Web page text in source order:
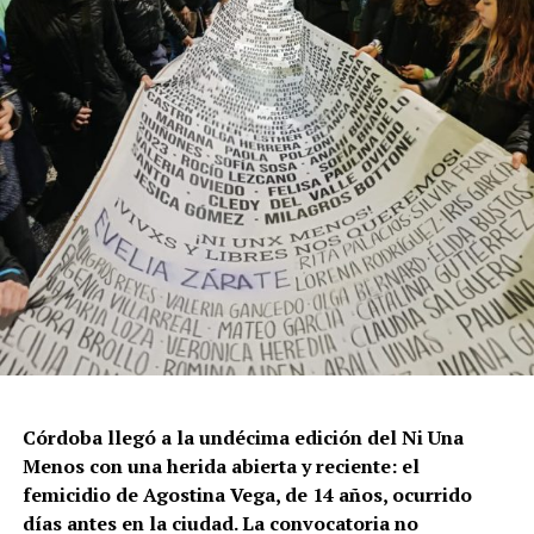
Córdoba llegó a la undécima edición del Ni Una
Menos con una herida abierta y reciente: el
femicidio de Agostina Vega, de 14 años, ocurrido
días antes en la ciudad. La convocatoria no